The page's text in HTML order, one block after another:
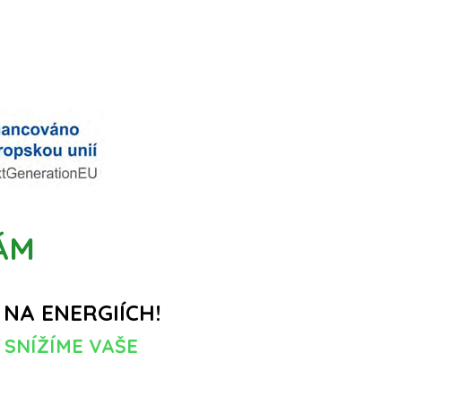
ENERGIÍCH!
VAŠE